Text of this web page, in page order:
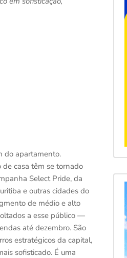
do apartamento.
casa têm se tornado
Select Pride, da
e outras cidades do
de médio e alto
a esse público —
até dezembro. São
estratégicos da capital,
sofisticado. É uma